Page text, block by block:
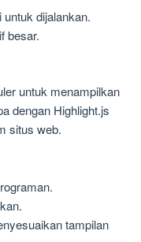
dijalankan.
besar.
untuk menampilkan
dengan Highlight.js
situs web.
tampilan